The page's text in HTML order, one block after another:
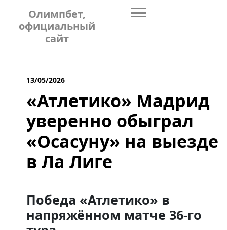
content
Олимпбет,
официальный
сайт
13/05/2026
«Атлетико» Мадрид
уверенно обыграл
«Осасуну» на выезде
в Ла Лиге
Победа «Атлетико» в
напряжённом матче 36-го